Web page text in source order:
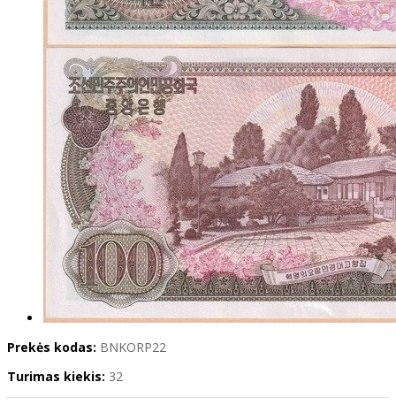
Prekės kodas: BNKORP22
Turimas kiekis: 32